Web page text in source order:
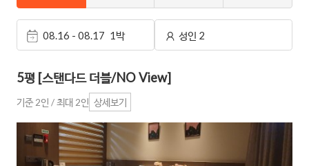
08.16 - 08.17 1박 성인 2
5평 [스탠다드 더블/NO View]
기준 2인 / 최대 2인 상세보기